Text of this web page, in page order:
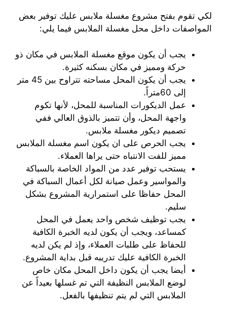
لكي تقوم بفتح مشروع مغسلة ملابس عليك توفير بعض
المواصفات داخل محل مغسلة الملابس فيما يلي:
يجب أن يكون موقع مغسلة الملابس في مكان ذو
حركة ومميز في مكان بسكنه كثيرة.
يجب أن يكون المحل مساحته تتراوح بين 45 متر
إلى 60متراً.
عمل الديكورات المناسبة للمحل، لأنها تكوم
واجهة المحل، وأن تتميز بالذوق العالي ففي
تصميم ديكور مغسلة ملابس.
يجب الحرص على ان يكون اسم مغسلة الملابس
مميز للفت الانتباه حتى يراها العملاء.
يستحب توفير عدد من المواد الخاصة بالسباكة
والمواسير وعمل صيانة لكل أعمال السباكة في
المحل حفاظا على استمرارية المشروع بشكل
سليم.
يجب توظيف شخص واحد يعمل في المحل
كمساعد، ويجب أن يكون لديه الخبرة الكافية
للحفاظ على طلبات العملاء، وإذ لم يكن لديه
الخبرة الكافية عليك تدريبه قبل بداية المشروع.
أيضا يجب أن يكون داخل المحل مكان خاص
لوضع الملابس النظيفة التي تم غسلها بعيداً عن
الملابس التي لم يتم تنظيفها بالفعل.